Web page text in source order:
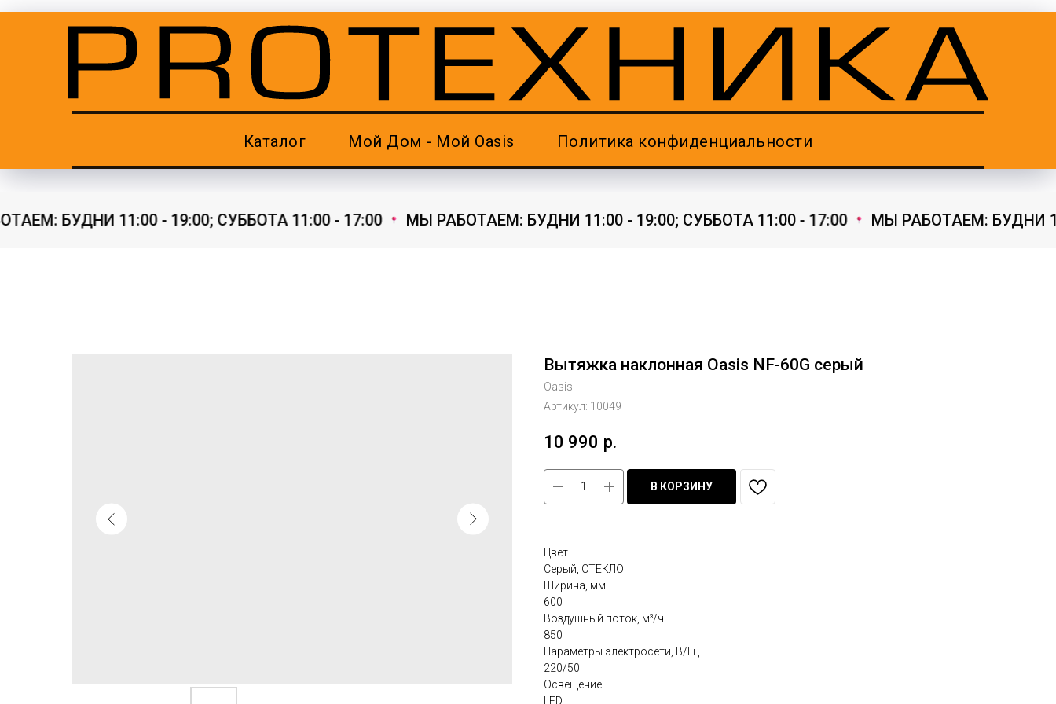
Каталог Мой Дом - Мой Oasis Политика конфиденциальности
БУДНИ 11:00 - 19:00; СУББОТА 11:00 - 17:00 МЫ РАБОТАЕМ: БУДНИ 11:00 - 19:00; СУББОТА 11:00 - 17:00 МЫ РАБОТАЕМ: БУДНИ
Вытяжка наклонная Oasis NF-60G серый
Oasis
Артикул: 10049
10 990 р.
В КОРЗИНУ
Цвет
Серый, СТЕКЛО
Ширина, мм
600
Воздушный поток, м³/ч
850
Параметры электросети, В/Гц
220/50
Освещение
LED